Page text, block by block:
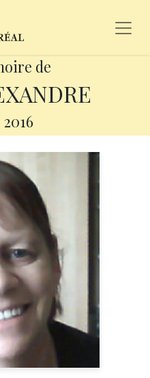
de
2016